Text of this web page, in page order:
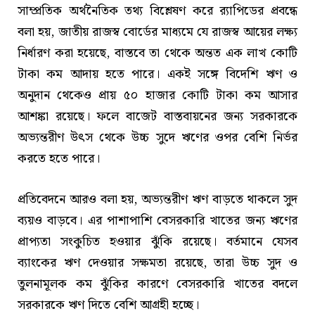
সাম্প্রতিক অর্থনৈতিক তথ্য বিশ্লেষণ করে র‍্যাপিডের প্রবন্ধে
বলা হয়, জাতীয় রাজস্ব বোর্ডের মাধ্যমে যে রাজস্ব আয়ের লক্ষ্য
নির্ধারণ করা হয়েছে, বাস্তবে তা থেকে অন্তত এক লাখ কোটি
টাকা কম আদায় হতে পারে। একই সঙ্গে বিদেশি ঋণ ও
অনুদান থেকেও প্রায় ৫০ হাজার কোটি টাকা কম আসার
আশঙ্কা রয়েছে। ফলে বাজেট বাস্তবায়নের জন্য সরকারকে
অভ্যন্তরীণ উৎস থেকে উচ্চ সুদে ঋণের ওপর বেশি নির্ভর
করতে হতে পারে।
প্রতিবেদনে আরও বলা হয়, অভ্যন্তরীণ ঋণ বাড়তে থাকলে সুদ
ব্যয়ও বাড়বে। এর পাশাপাশি বেসরকারি খাতের জন্য ঋণের
প্রাপ্যতা সংকুচিত হওয়ার ঝুঁকি রয়েছে। বর্তমানে যেসব
ব্যাংকের ঋণ দেওয়ার সক্ষমতা রয়েছে, তারা উচ্চ সুদ ও
তুলনামূলক কম ঝুঁকির কারণে বেসরকারি খাতের বদলে
সরকারকে ঋণ দিতে বেশি আগ্রহী হচ্ছে।